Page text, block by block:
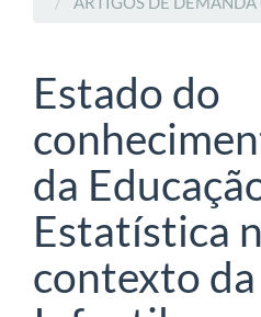
Estado do
da
Estatística
contexto